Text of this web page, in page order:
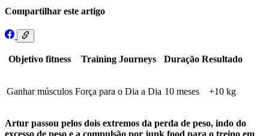
Compartilhar este artigo
Objetivo fitness Training Journeys Duração Resultado
Ganhar músculos Força para o Dia a Dia 10 meses +10 kg
Artur passou pelos dois extremos da perda de peso, indo do